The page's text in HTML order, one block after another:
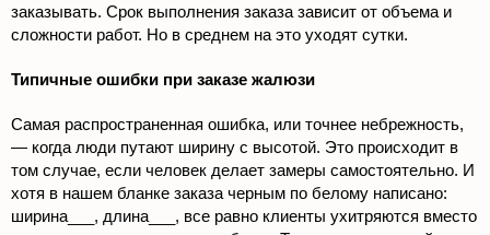
заказывать. Срок выполнения заказа зависит от объема и
сложности работ. Но в среднем на это уходят сутки.
Типичные ошибки при заказе жалюзи
Самая распространенная ошибка, или точнее небрежность,
— когда люди путают ширину с высотой. Это происходит в
том случае, если человек делает замеры самостоятельно. И
хотя в нашем бланке заказа черным по белому написано:
ширина___, длина___, все равно клиенты ухитряются вместо